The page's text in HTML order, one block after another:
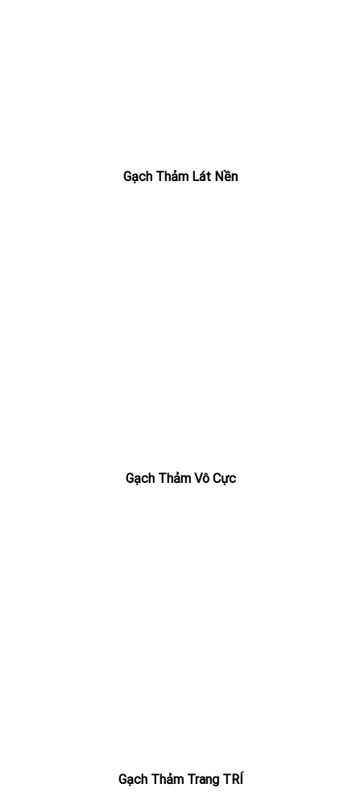
Gạch Thảm Lát Nền
Gạch Thảm Vô Cực
Gạch Thảm Trang TRÍ